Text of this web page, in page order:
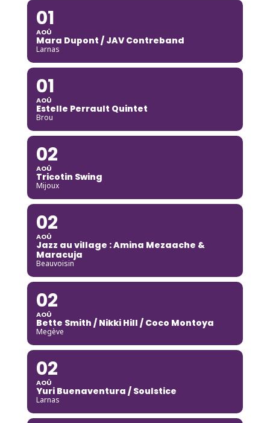
01
AOÛ
Mara Dupont / JAV Contreband
Larnas
01
AOÛ
Estelle Perrault Quintet
Brou
02
AOÛ
Tricotin Swing
Mijoux
02
AOÛ
Jazz au village : Amina Mezaache &
Maracuja
Beauvoisin
02
AOÛ
Bette Smith / Nikki Hill / Coco Montoya
Megève
02
AOÛ
Yuri Buenaventura / Soulstice
Larnas